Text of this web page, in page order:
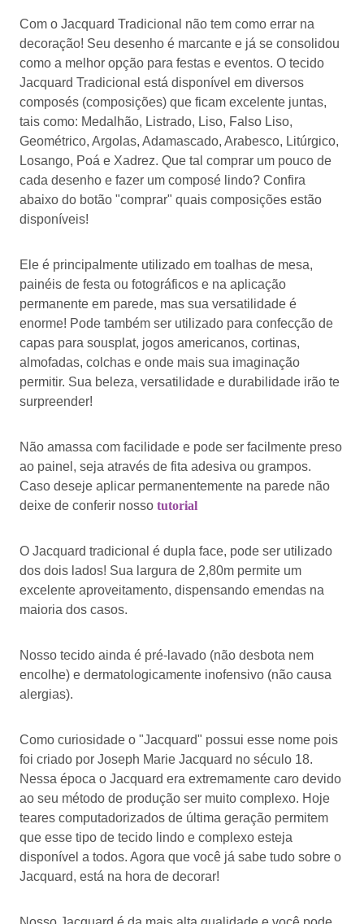
Com o Jacquard Tradicional não tem como errar na
decoração! Seu desenho é marcante e já se consolidou
como a melhor opção para festas e eventos. O tecido
Jacquard Tradicional está disponível em diversos
composés (composições) que ficam excelente juntas,
tais como: Medalhão, Listrado, Liso, Falso Liso,
Geométrico, Argolas, Adamascado, Arabesco, Litúrgico,
Losango, Poá e Xadrez. Que tal comprar um pouco de
cada desenho e fazer um composé lindo? Confira
abaixo do botão "comprar" quais composições estão
disponíveis!
Ele é principalmente utilizado em toalhas de mesa,
painéis de festa ou fotográficos e na aplicação
permanente em parede, mas sua versatilidade é
enorme! Pode também ser utilizado para confecção de
capas para sousplat, jogos americanos, cortinas,
almofadas, colchas e onde mais sua imaginação
permitir. Sua beleza, versatilidade e durabilidade irão te
surpreender!
Não amassa com facilidade e pode ser facilmente preso
ao painel, seja através de fita adesiva ou grampos.
Caso deseje aplicar permanentemente na parede não
deixe de conferir nosso tutorial
O Jacquard tradicional é dupla face, pode ser utilizado
dos dois lados! Sua largura de 2,80m permite um
excelente aproveitamento, dispensando emendas na
maioria dos casos.
Nosso tecido ainda é pré-lavado (não desbota nem
encolhe) e dermatologicamente inofensivo (não causa
alergias).
Como curiosidade o "Jacquard" possui esse nome pois
foi criado por Joseph Marie Jacquard no século 18.
Nessa época o Jacquard era extremamente caro devido
ao seu método de produção ser muito complexo. Hoje
teares computadorizados de última geração permitem
que esse tipo de tecido lindo e complexo esteja
disponível a todos. Agora que você já sabe tudo sobre o
Jacquard, está na hora de decorar!